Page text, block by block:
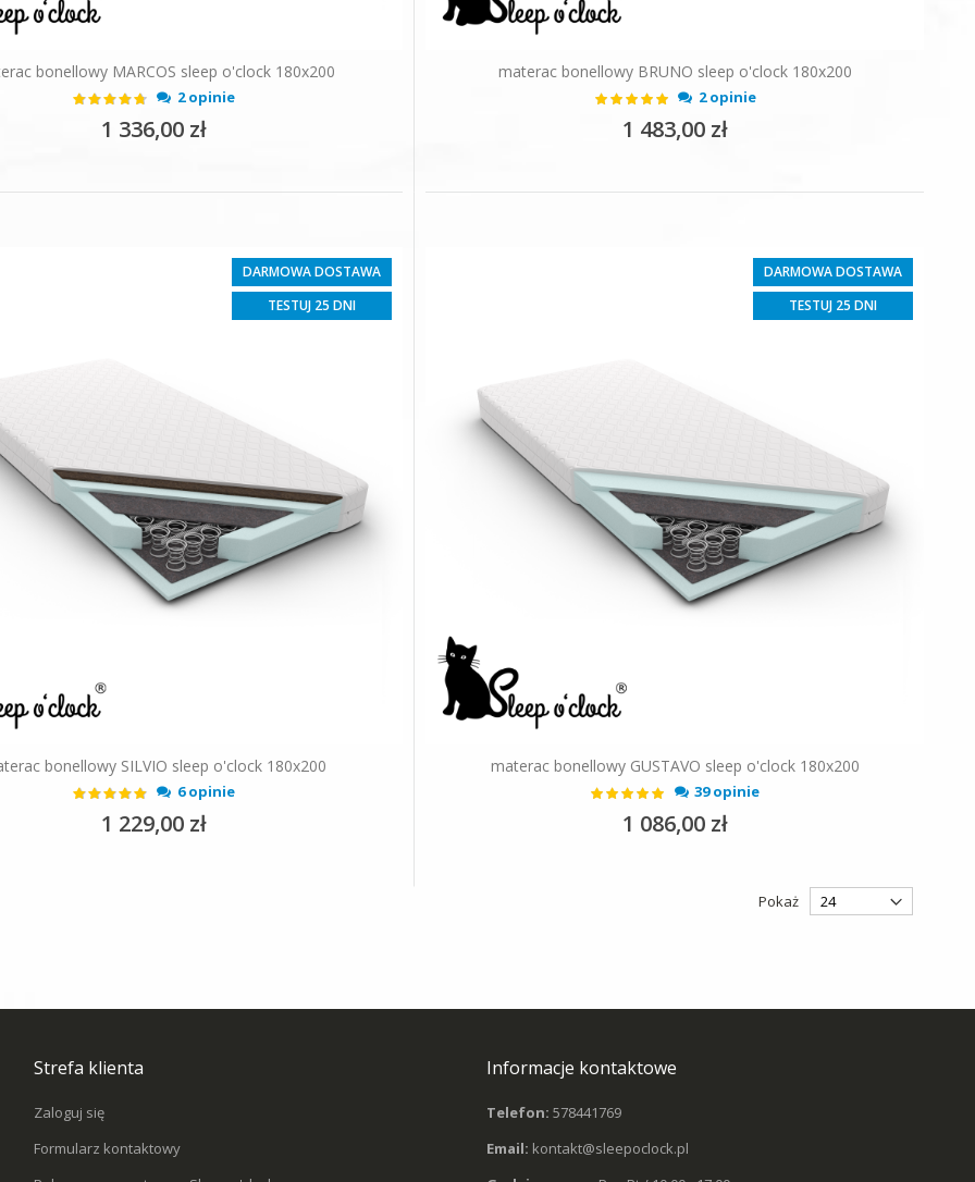
bonellowy MARCOS sleep o'clock 180x200
Ocena:
90%
2 opinie
1 336,00 zł
materac bonellowy BRUNO sleep o'clock 180x200
Ocena:
100%
2 opinie
1 483,00 zł
DARMOWA DOSTAWA
TESTUJ 25 DNI
bonellowy SILVIO sleep o'clock 180x200
Ocena:
93%
6 opinie
1 229,00 zł
DARMOWA DOSTAWA
TESTUJ 25 DNI
materac bonellowy GUSTAVO sleep o'clock 180x200
Ocena:
99%
39 opinie
1 086,00 zł
Pokaż
Strefa klienta
Zaloguj się
Formularz kontaktowy
Informacje kontaktowe
Telefon: 578441769
Email: kontakt@sleepoclock.pl